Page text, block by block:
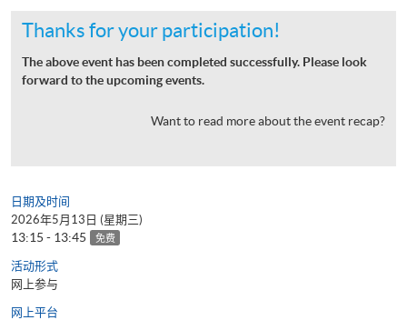
Thanks for your participation!
The above event has been completed successfully. Please look
forward to the upcoming events.
Want to read more about the event recap?
日期及时间
2026年5月13日 (星期三)
13:15 - 13:45 免费
活动形式
网上参与
网上平台